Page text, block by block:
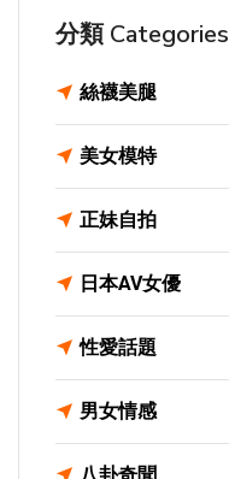
分類 Categories
絲襪美腿
美女模特
正妹自拍
日本AV女優
性愛話題
男女情感